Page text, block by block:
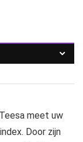
meet uw
Door zijn